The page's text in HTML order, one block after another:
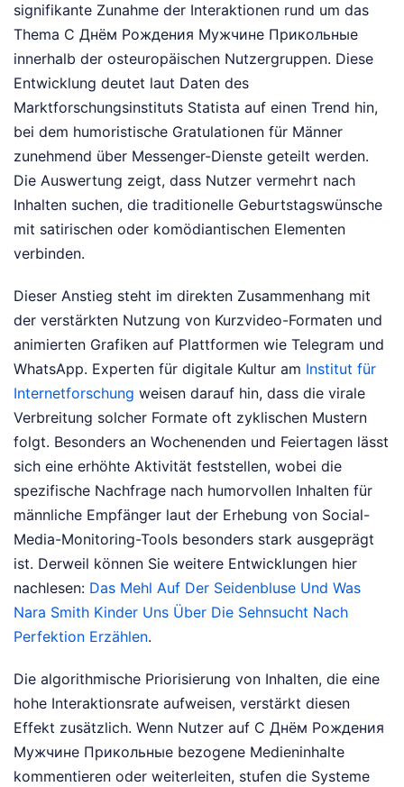
signifikante Zunahme der Interaktionen rund um das
Thema С Днём Рождения Мужчине Прикольные
innerhalb der osteuropäischen Nutzergruppen. Diese
Entwicklung deutet laut Daten des
Marktforschungsinstituts Statista auf einen Trend hin,
bei dem humoristische Gratulationen für Männer
zunehmend über Messenger-Dienste geteilt werden.
Die Auswertung zeigt, dass Nutzer vermehrt nach
Inhalten suchen, die traditionelle Geburtstagswünsche
mit satirischen oder komödiantischen Elementen
verbinden.
Dieser Anstieg steht im direkten Zusammenhang mit
der verstärkten Nutzung von Kurzvideo-Formaten und
animierten Grafiken auf Plattformen wie Telegram und
WhatsApp. Experten für digitale Kultur am Institut für
Internetforschung weisen darauf hin, dass die virale
Verbreitung solcher Formate oft zyklischen Mustern
folgt. Besonders an Wochenenden und Feiertagen lässt
sich eine erhöhte Aktivität feststellen, wobei die
spezifische Nachfrage nach humorvollen Inhalten für
männliche Empfänger laut der Erhebung von Social-
Media-Monitoring-Tools besonders stark ausgeprägt
ist. Derweil können Sie weitere Entwicklungen hier
nachlesen: Das Mehl Auf Der Seidenbluse Und Was
Nara Smith Kinder Uns Über Die Sehnsucht Nach
Perfektion Erzählen.
Die algorithmische Priorisierung von Inhalten, die eine
hohe Interaktionsrate aufweisen, verstärkt diesen
Effekt zusätzlich. Wenn Nutzer auf С Днём Рождения
Мужчине Прикольные bezogene Medieninhalte
kommentieren oder weiterleiten, stufen die Systeme